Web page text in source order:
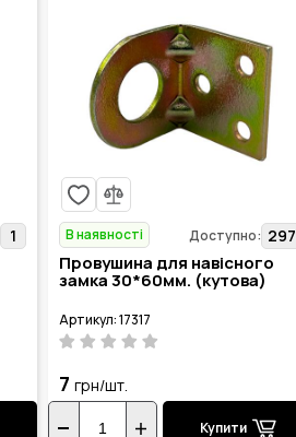
1 В наявності Доступно: 297
Провушина для навісного
замка 30*60мм. (кутова)
Артикул: 17317
7 грн/шт.
Купити